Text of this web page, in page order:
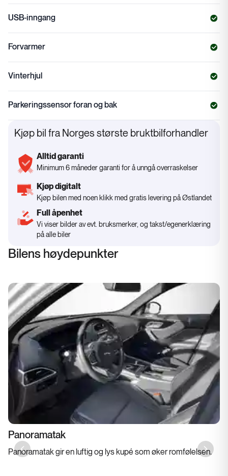
USB-inngang
Forvarmer
Vinterhjul
Parkeringssensor foran og bak
Kjøp bil fra Norges største bruktbilforhandler
Alltid garanti
Minimum 6 måneder garanti for å unngå overraskelser
Kjøp digitalt
Kjøp bilen med noen klikk med gratis levering på Østlandet
Full åpenhet
Vi viser bilder av evt. bruksmerker, og takst/egenerklæring
på alle biler
Bilens høydepunkter
Panoramatak
Panoramatak gir en luftig og lys kupé som øker romfølelsen.
Previous slide Next